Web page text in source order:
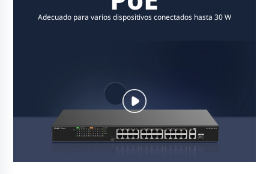
Adecuado para varios dispositivos conectados hasta 30 W